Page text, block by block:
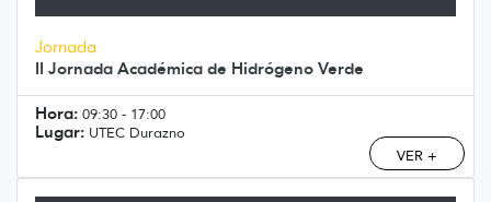
Jornada
II Jornada Académica de Hidrógeno Verde
Hora: 09:30 - 17:00
Lugar: UTEC Durazno
VER +